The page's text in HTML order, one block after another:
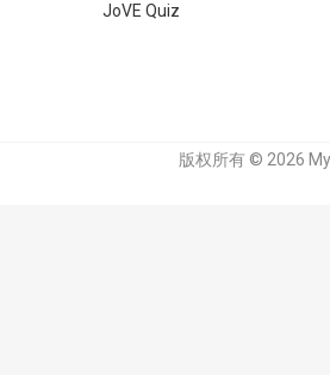
JoVE Quiz
版权所有 © 2026